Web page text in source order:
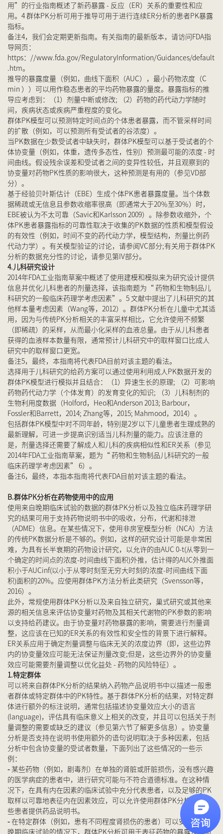
用”的行业指南概述了新药暴露 - 反应（ER）关系的重要性和应
用。4 群体PK分析可用于推导可用于进行连续ER分析的患者PK暴露
指标。
备注4，我们会定期更新指南。有关指南的最新版本，请访问FDA指
导网页：
https：//www.fda.gov/RegulatoryInformation/Guidances/default
.htm。
推导的暴露度量（例如，曲线下面积（AUC），最小药物浓度（C
min ））可以用作稳态患者的平均药物暴露的量度。暴露指标的推
导应考虑到：（1）剂量中断或修改; （2）药物的药代动力学随时
间，疾病状态或疾病严重程度的变化。
群体PK模型可以预测特定时间点的个体患者暴露，而不管采样时间
的扩散（例如，可以预测所有受试者的谷浓度）。
当PK数据在少数受试者中缺失时，群体PK模型可以基于受试者的个
体协变量（例如，体重，遗传多态性，性别）预测最可能的浓度 - 时
间曲线。假设残余误差和受试者之间的变异性较低，并且观察到的
协变量对药物PK性质的影响很大，这种预测是有用的（参见VD部
分）。
基于经验贝叶斯估计（EBE）生成个体PK患者暴露度量。当个体数
据稀疏或无信息且参数收缩率很高（即通常大于20％至30％）时，
EBE被认为不太可靠（Savic和Karlsson 2009）。除参数收缩外，个
体PK患者暴露指标的可靠性取决于收集的PK数据的性质和模型假设
的有效性（例如，时间不变的药代动力学，模型结构，剂量比例药
代动力学）。有关模型验证的讨论，请参阅VC部分;有关用于群体PK
分析的数据充分性的讨论，请参见第IV部分。
4.儿科研究设计
2014年FDA工业指南草案中概述了使用建模和模拟来为研究设计提供
信息并优化儿科患者的剂量选择，该指南题为“ 药物和生物制品儿
科研究的一般临床药理学考虑因素”。5 文献中提出了儿科研究的其
他样本量考虑因素（Wang等，2012）。群体PK分析在儿童中尤其适
用，因为与传统PK分析相关的丰富采样相比，它允许使用不频繁
（即稀疏）的采样，从而最小化采样的血液总量。由于从儿科患者
获得的血液样本数量有限，通常预计儿科研究中的取样窗口比成人
研究中的取样窗口更宽。
备注5，最终，本指南将代表FDA目前对该主题的看法。
选择用于儿科研究的给药方案可以通过使用利用成人PK数据开发的
群体PK模型进行模拟并且结合：（1）异速生长的原理; （2）可影响
药物药代动力学（个体发育）的发育变化的知识; （3）儿科制剂的
生物利用度数据（Holford，Heo和Anderson 2013; Barbour，
Fossler和Barrett，2014; Zhang等，2015; Mahmood，2014）。
包括群体PK模型中对不同年龄，特别是2岁以下儿童患者生理成熟的
最新理解，可进一步提高识别适当儿科剂量的能力。应该注意的
是，剂量选择还需要了解成人和儿科的疾病相似性和ER关系（参见
2014年FDA工业指南草案，题为“ 药物和生物制品儿科研究的一般
临床药理学考虑因素” 6）。
备注6，最终，本指本指南将代表FDA目前对该主题的看法。
B.群体PK分析在药物使用中的应用
使用来自晚期临床试验的数据的群体PK分析以及独立临床药理学研
究的结果可用于支持药物说明书中的吸收，分布，代谢和排泄
（ADME）信息。在某些情况下，使用非房室模型分析（NCA）方法
的传统PK数据分析是不够的。例如，这样的研究设计可能是非常困
难，为具有长半衰期的药物设计研究，以允许的由AUC 0-t(从零到一
个确定的时间点的浓度-时间曲线下面积)外推，估计得的AUC外推面
积小于AUCinf(以小于从零时刻至无穷大时刻的浓度-时间曲线下面
积)面积的20%。应使用群体PK方法分析此类研究（Svensson等，
2016）。
此外，常规使用群体PK分析以及来自独立研究，巢式研究或其他来
源的相关信息来评估协变量对药物及其相关代谢物的PK参数的影响
以支持给药建议。由于协变量对药物暴露的影响，需要进行剂量调
整，这应该在已知的ER关系的有效性和安全性的背景下进行解释。
ER关系应用于确定剂量调整与临床无关的浓度边界（即，这些边界
内的协变量效应可能无法保证剂量改变;但是，这些边界外的协变量
效应可能需要剂量调整以优化益处 - 药物的风险特征）。
1.特定群体
可以将来自群体PK分析的结果纳入药物产品说明书中以描述一般患
者群体或特定群体中的PK特性。基于群体PK分析的结果，对特定群
体进行额外的标注说明，通常包括描述协变量效应大小的语言
(language)，评估具有临床意义上相关的改变，并且可以包括关于剂
量调整的需要或缺乏的建议（参见第六节了解更多信息）。协变量
分析是否支持在说明书使用额外的语句说明取决于多种因素，包括
分析中包含协变量的受试者数量，下面列出了这些情况的一些示
例：
- 某些药物（例如，剧毒剂）在单独的肾脏或肝脏损伤，没有感兴趣
的医学病症的患者中，进行研究可能与不符合道德标准。在这种情
况下，在具有内在因素的临床试验中充分代表患者，以及足够的PK
取样以可靠地表征内在因素效应，可以允许使用群体PK分析来为这
些患者提供药品说明书。
- 在特定群体（例如，患有不同程度肾损伤的患者）可以安全地纳入
晚期临床试验的情况下，群体PK分析可用于表征药物的暴露及其与